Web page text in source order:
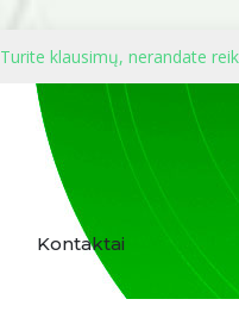
Turite klausimų, nerandate
Kontaktai